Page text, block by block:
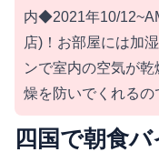
内◆2021年10/
店)！お部屋には加
ンで室内の空気が
燥を防いでくれるの
四国で朝食